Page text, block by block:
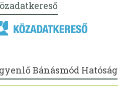
Bánásmód Hatóság